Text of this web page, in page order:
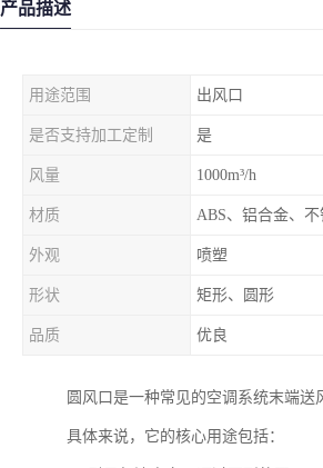
产品描述
用途范围 出风口
是否支持加工定制 是
风量 1000m³/h
材质 ABS、铝合金、不
外观 喷塑
形状 矩形、圆形
品质 优良
圆风口是一种常见的空调系统末端送
具体来说，它的核心用途包括：